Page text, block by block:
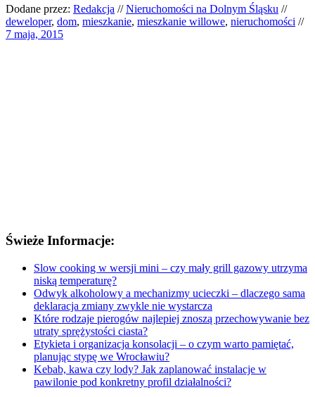
Dodane przez: Redakcja // Nieruchomości na Dolnym Śląsku //
deweloper, dom, mieszkanie, mieszkanie willowe, nieruchomości //
7 maja, 2015
Świeże Informacje:
Slow cooking w wersji mini – czy mały grill gazowy utrzyma
niską temperaturę?
Odwyk alkoholowy a mechanizmy ucieczki – dlaczego sama
deklaracja zmiany zwykle nie wystarcza
Które rodzaje pierogów najlepiej znoszą przechowywanie bez
utraty sprężystości ciasta?
Etykieta i organizacja konsolacji – o czym warto pamiętać,
planując stypę we Wrocławiu?
Kebab, kawa czy lody? Jak zaplanować instalacje w
pawilonie pod konkretny profil działalności?